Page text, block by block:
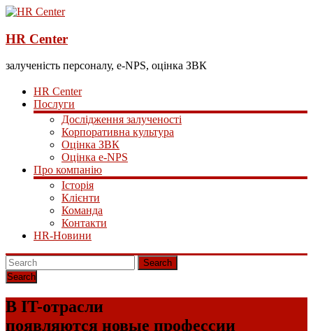
HR Center
залученість персоналу, e-NPS, оцінка ЗВК
HR Center
Послуги
Дослідження залученості
Корпоративна культура
Оцінка ЗВК
Оцінка e-NPS
Про компанію
Історія
Клієнти
Команда
Контакти
HR-Новини
Search
В IT-отрасли
появляются новые профессии